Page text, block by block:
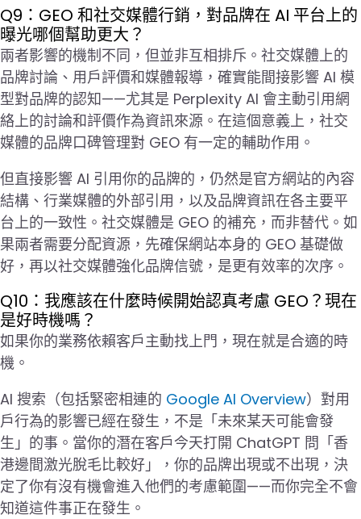
Q9：GEO 和社交媒體行銷，對品牌在 AI 平台上的
曝光哪個幫助更大？
兩者影響的機制不同，但並非互相排斥。社交媒體上的
品牌討論、用戶評價和媒體報導，確實能間接影響 AI 模
型對品牌的認知——尤其是 Perplexity AI 會主動引用網
絡上的討論和評價作為資訊來源。在這個意義上，社交
媒體的品牌口碑管理對 GEO 有一定的輔助作用。
但直接影響 AI 引用你的品牌的，仍然是官方網站的內容
結構、行業媒體的外部引用，以及品牌資訊在各主要平
台上的一致性。社交媒體是 GEO 的補充，而非替代。如
果兩者需要分配資源，先確保網站本身的 GEO 基礎做
好，再以社交媒體強化品牌信號，是更有效率的次序。
Q10：我應該在什麼時候開始認真考慮 GEO？現在
是好時機嗎？
如果你的業務依賴客戶主動找上門，現在就是合適的時
機。
AI 搜索（包括緊密相連的 Google AI Overview）對用
戶行為的影響已經在發生，不是「未來某天可能會發
生」的事。當你的潛在客戶今天打開 ChatGPT 問「香
港邊間激光脫毛比較好」，你的品牌出現或不出現，決
定了你有沒有機會進入他們的考慮範圍——而你完全不會
知道這件事正在發生。